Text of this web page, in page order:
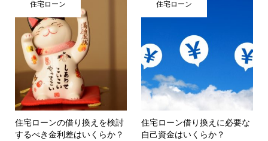
住宅ローン
住宅ローンの借り換えを検討
するべき金利差はいくらか？
住宅ローン
住宅ローン借り換えに必要な
自己資金はいくらか？